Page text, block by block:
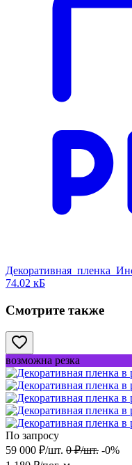
74.02 кБ
Смотрите также
возможна резка
По запросу
59 000 ₽/шт. 0 ₽/шт. -0%